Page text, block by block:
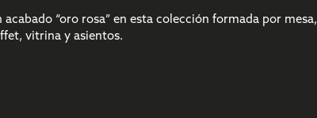
“oro rosa” en esta colección formada por mesa,
vitrina y asientos.